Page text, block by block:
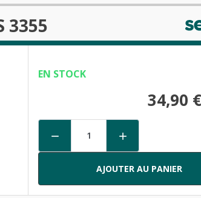
3355
EN STOCK
34,90
 
AJOUTER AU PANIER